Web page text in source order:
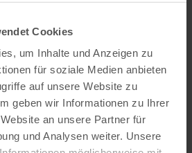
Cookies
um Inhalte und Anzeigen zu
für soziale Medien anbieten
auf unsere Website zu
geben wir Informationen zu Ihrer
an unsere Partner für
und Analysen weiter. Unsere